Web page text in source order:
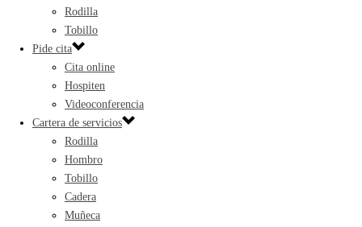
Rodilla
Tobillo
Pide cita
Cita online
Hospiten
Videoconferencia
Cartera de servicios
Rodilla
Hombro
Tobillo
Cadera
Muñeca